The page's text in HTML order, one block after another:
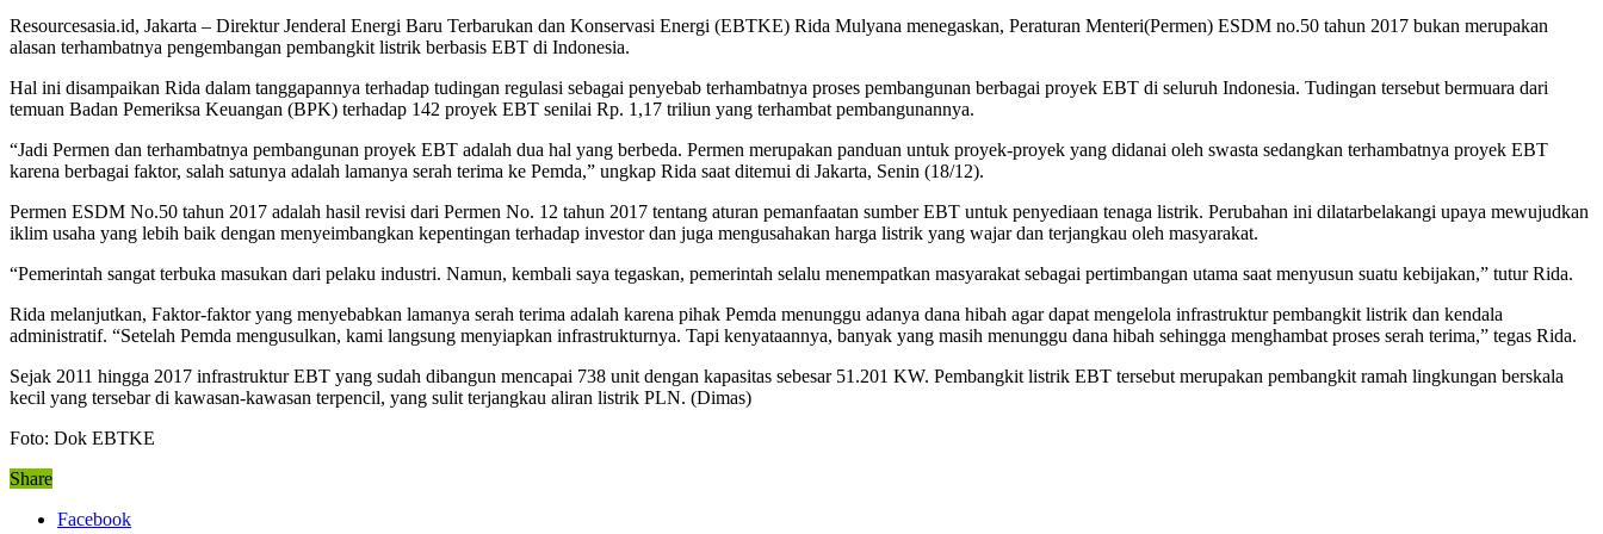
Resourcesasia.id, Jakarta – Direktur Jenderal Energi Baru Terbarukan dan Konservasi Energi (EBTKE) Rida Mulyana menegaskan, Peraturan Menteri(Permen) ESDM no.50 tahun 2017 bukan merupakan
alasan terhambatnya pengembangan pembangkit listrik berbasis EBT di Indonesia.
Hal ini disampaikan Rida dalam tanggapannya terhadap tudingan regulasi sebagai penyebab terhambatnya proses pembangunan berbagai proyek EBT di seluruh Indonesia. Tudingan tersebut bermuara dari
temuan Badan Pemeriksa Keuangan (BPK) terhadap 142 proyek EBT senilai Rp. 1,17 triliun yang terhambat pembangunannya.
“Jadi Permen dan terhambatnya pembangunan proyek EBT adalah dua hal yang berbeda. Permen merupakan panduan untuk proyek-proyek yang didanai oleh swasta sedangkan terhambatnya proyek EBT
karena berbagai faktor, salah satunya adalah lamanya serah terima ke Pemda,” ungkap Rida saat ditemui di Jakarta, Senin (18/12).
Permen ESDM No.50 tahun 2017 adalah hasil revisi dari Permen No. 12 tahun 2017 tentang aturan pemanfaatan sumber EBT untuk penyediaan tenaga listrik. Perubahan ini dilatarbelakangi upaya mewujudkan
iklim usaha yang lebih baik dengan menyeimbangkan kepentingan terhadap investor dan juga mengusahakan harga listrik yang wajar dan terjangkau oleh masyarakat.
“Pemerintah sangat terbuka masukan dari pelaku industri. Namun, kembali saya tegaskan, pemerintah selalu menempatkan masyarakat sebagai pertimbangan utama saat menyusun suatu kebijakan,” tutur Rida.
Rida melanjutkan, Faktor-faktor yang menyebabkan lamanya serah terima adalah karena pihak Pemda menunggu adanya dana hibah agar dapat mengelola infrastruktur pembangkit listrik dan kendala
administratif. “Setelah Pemda mengusulkan, kami langsung menyiapkan infrastrukturnya. Tapi kenyataannya, banyak yang masih menunggu dana hibah sehingga menghambat proses serah terima,” tegas Rida.
Sejak 2011 hingga 2017 infrastruktur EBT yang sudah dibangun mencapai 738 unit dengan kapasitas sebesar 51.201 KW. Pembangkit listrik EBT tersebut merupakan pembangkit ramah lingkungan berskala
kecil yang tersebar di kawasan-kawasan terpencil, yang sulit terjangkau aliran listrik PLN. (Dimas)
Foto: Dok EBTKE
Share
Facebook